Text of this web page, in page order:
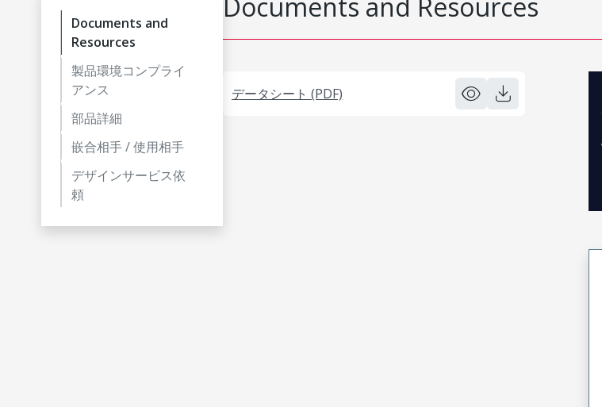
Documents and
Resources
製品環境コンプライ
アンス
部品詳細
嵌合相手 / 使用相手
デザインサービス依
頼
Documents and Resources
データシート (PDF)